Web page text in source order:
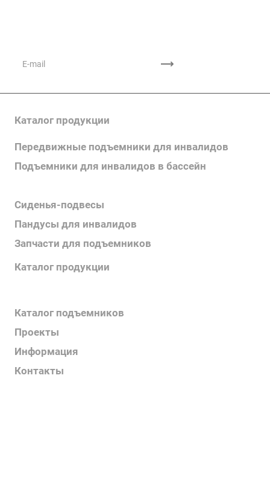
Каталог продукции
Передвижные подъемники для инвалидов
Подъемники для инвалидов в бассейн
Сиденья-подвесы
Пандусы для инвалидов
Запчасти для подъемников
Каталог продукции
Каталог подъемников
Проекты
Информация
Контакты